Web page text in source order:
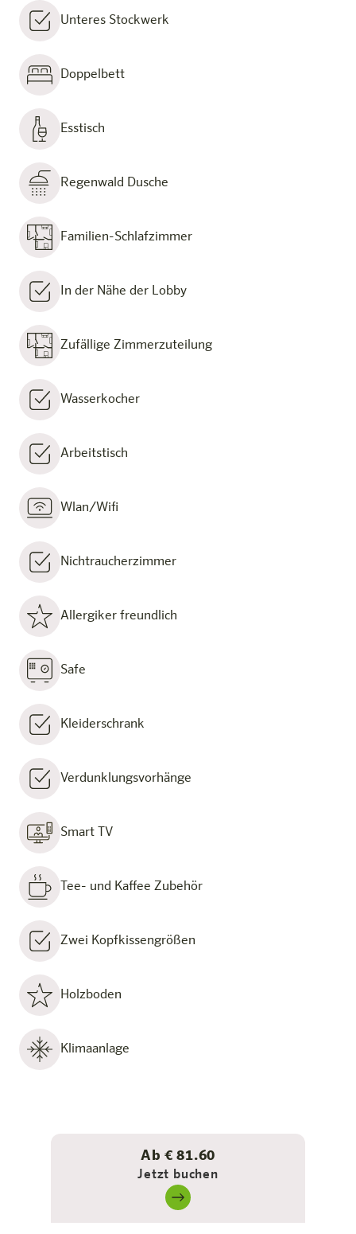
Unteres Stockwerk
Doppelbett
Esstisch
Regenwald Dusche
Familien-Schlafzimmer
In der Nähe der Lobby
Zufällige Zimmerzuteilung
Wasserkocher
Arbeitstisch
Wlan/Wifi
Nichtraucherzimmer
Allergiker freundlich
Safe
Kleiderschrank
Verdunklungsvorhänge
Smart TV
Tee- und Kaffee Zubehör
Zwei Kopfkissengrößen
Holzboden
Klimaanlage
Ab € 81.60
Jetzt buchen